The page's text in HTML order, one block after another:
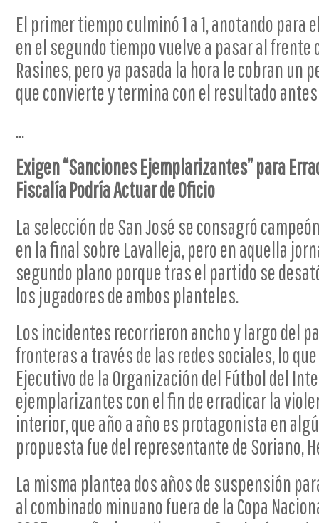
El primer tiempo culminó 1 a 1, anotando para
en el segundo tiempo vuelve a pasar al frente
Rasines, pero ya pasada la hora le cobran un
que convierte y termina con el resultado
...
Exigen “Sanciones Ejemplarizantes” para
Fiscalía Podría Actuar de Oficio
La selección de San José se consagró
en la final sobre Lavalleja, pero en aquella
segundo plano porque tras el partido se
los jugadores de ambos planteles.
Los incidentes recorrieron ancho y largo del
fronteras a través de las redes sociales, lo
Ejecutivo de la Organización del Fútbol del
ejemplarizantes con el fin de erradicar la
interior, que año a año es protagonista en
propuesta fue del representante de Soriano,
La misma plantea dos años de suspensión
al combinado minuano fuera de la Copa